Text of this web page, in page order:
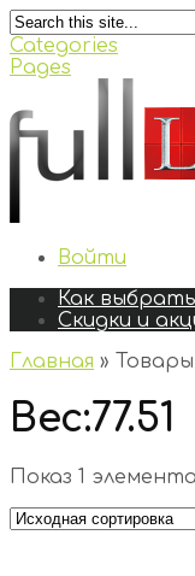
Categories
Pages
Войти
Как
Скидки и
Главная » Товары
Вес:77.51
Показ 1 элемента